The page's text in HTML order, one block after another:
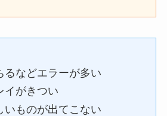
るなどエラーが多い
イがきつい
いものが出てこない